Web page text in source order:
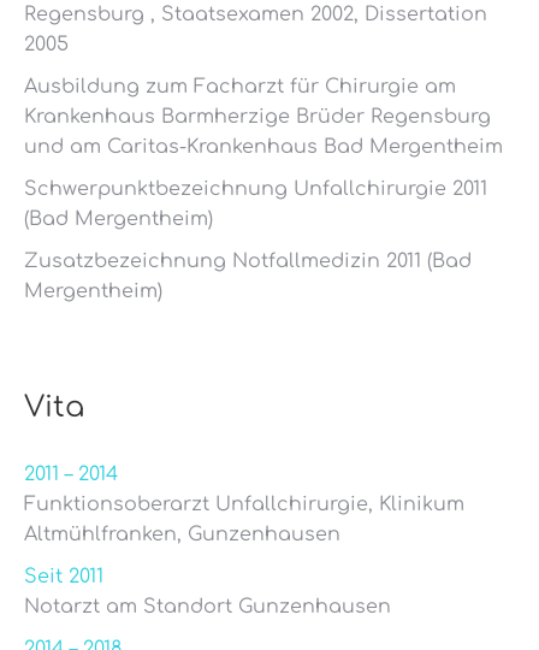
Regensburg , Staatsexamen 2002, Dissertation
2005
Ausbildung zum Facharzt für Chirurgie am
Krankenhaus Barmherzige Brüder Regensburg
und am Caritas-Krankenhaus Bad Mergentheim
Schwerpunktbezeichnung Unfallchirurgie 2011
(Bad Mergentheim)
Zusatzbezeichnung Notfallmedizin 2011 (Bad
Mergentheim)
Vita
2011 – 2014
Funktionsoberarzt Unfallchirurgie, Klinikum
Altmühlfranken, Gunzenhausen
Seit 2011
Notarzt am Standort Gunzenhausen